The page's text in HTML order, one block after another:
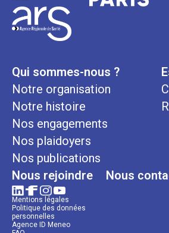
Qui sommes-nous ?
Notre organisation
Notre histoire
Nos engagements
Nos plaidoyers
Nos publications
Nous rejoindre Nous
Mentions légales
Politique des données
personnelles
Agence ID Meneo